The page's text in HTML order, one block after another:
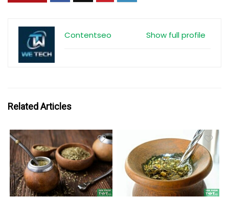
Show full profile
Contentseo
Related Articles